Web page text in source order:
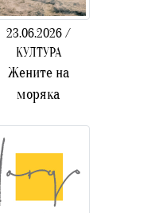
23.06.2026 /
КУЛТУРА
Жените на
моряка